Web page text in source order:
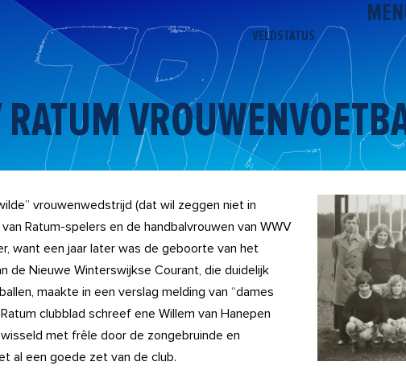
VELDSTATUS
vrouwenwedstrijd (dat wil zeggen niet in
Ratum-spelers en de handbalvrouwen van WWV
want een jaar later was de geboorte van het
de Nieuwe Winterswijkse Courant, die duidelijk
maakte in een verslag melding van “dames
clubblad schreef ene Willem van Hanepen
met frêle door de zongebruinde en
al een goede zet van de club.